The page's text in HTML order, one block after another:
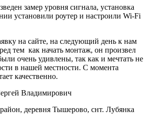
замер уровня сигнала, установка
установили роутер и настроили Wi-Fi
на сайте, на следующий день к нам
тем как начать монтаж, он произвел
очень удивлены, так как и мечтать не
в нашей местности. С момента
качественно.
Владимирович